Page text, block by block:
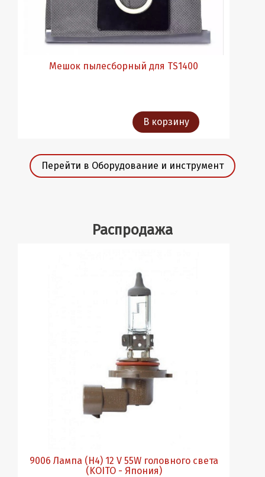
Мешок пылесборный для TS1400
В корзину
Перейти в Оборудование и инструмент
Распродажа
9006 Лампа (Н4) 12 V 55W головного света
(KOITO - Япония)